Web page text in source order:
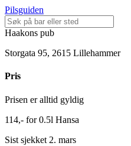
Pilsguiden
Haakons pub
Storgata 95, 2615 Lillehammer
Pris
Prisen er alltid gyldig
114,- for0.5l Hansa
Sist sjekket 2. mars